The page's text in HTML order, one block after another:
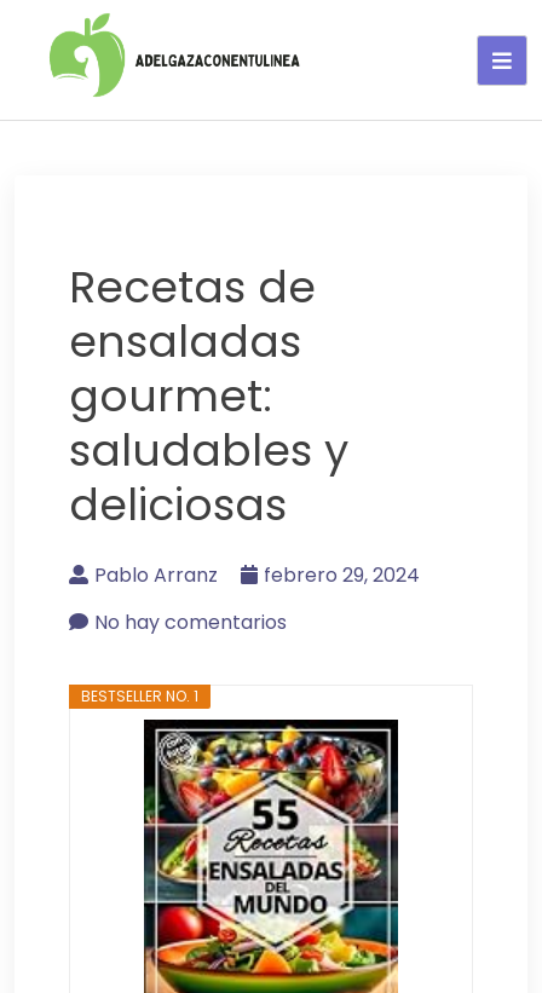
Recetas de
ensaladas
gourmet:
saludables y
deliciosas
Pablo Arranz
febrero 29, 2024
No hay comentarios
BESTSELLER NO. 1